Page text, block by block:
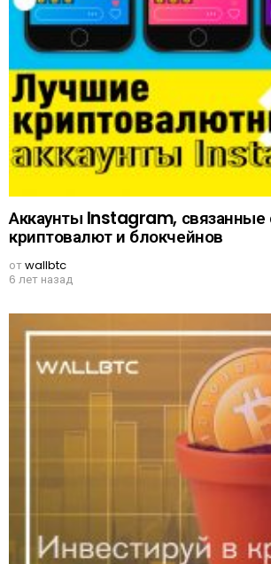
Аккаунты Instagram, связанные
криптовалют и блокчейнов
отwallbtc
6 лет назад